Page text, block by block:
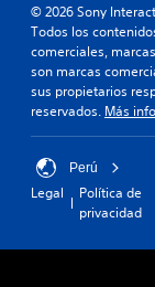
© 2026 Sony
Todos los
comerciales,
son marcas
sus propietarios
reservados. Más
Perú
Legal
Política de
privacidad